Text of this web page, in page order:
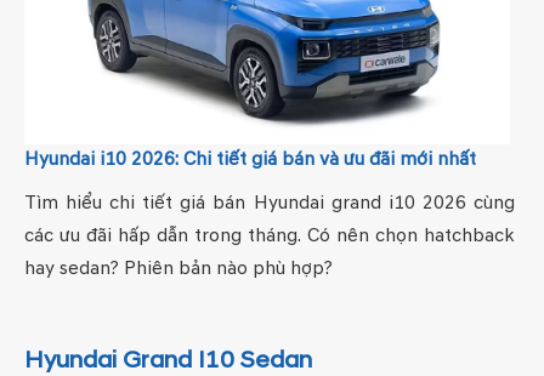
Hyundai i10 2026: Chi tiết giá bán và ưu đãi mới nhất
Tìm hiểu chi tiết giá bán Hyundai grand i10 2026 cùng
các ưu đãi hấp dẫn trong tháng. Có nên chọn hatchback
hay sedan? Phiên bản nào phù hợp?
Hyundai Grand I10 Sedan